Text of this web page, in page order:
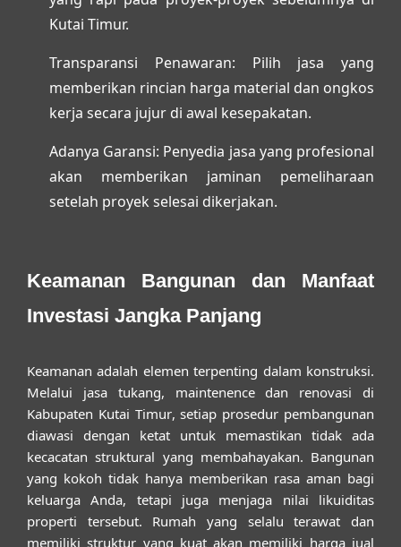
Kutai Timur.
Transparansi Penawaran: Pilih jasa yang
memberikan rincian harga material dan ongkos
kerja secara jujur di awal kesepakatan.
Adanya Garansi: Penyedia jasa yang profesional
akan memberikan jaminan pemeliharaan
setelah proyek selesai dikerjakan.
Keamanan Bangunan dan Manfaat
Investasi Jangka Panjang
Keamanan adalah elemen terpenting dalam konstruksi.
Melalui jasa tukang, maintenence dan renovasi di
Kabupaten Kutai Timur, setiap prosedur pembangunan
diawasi dengan ketat untuk memastikan tidak ada
kecacatan struktural yang membahayakan. Bangunan
yang kokoh tidak hanya memberikan rasa aman bagi
keluarga Anda, tetapi juga menjaga nilai likuiditas
properti tersebut. Rumah yang selalu terawat dan
memiliki struktur yang kuat akan memiliki harga jual